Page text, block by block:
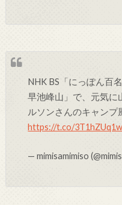
NHK BS「にっぽん百
早池峰山」で、元気に
ルソンさんのキャンプ
https://t.co/
— mimisamimiso